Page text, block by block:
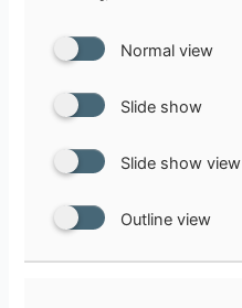
Normal view
Slide show
Slide show view
Outline view